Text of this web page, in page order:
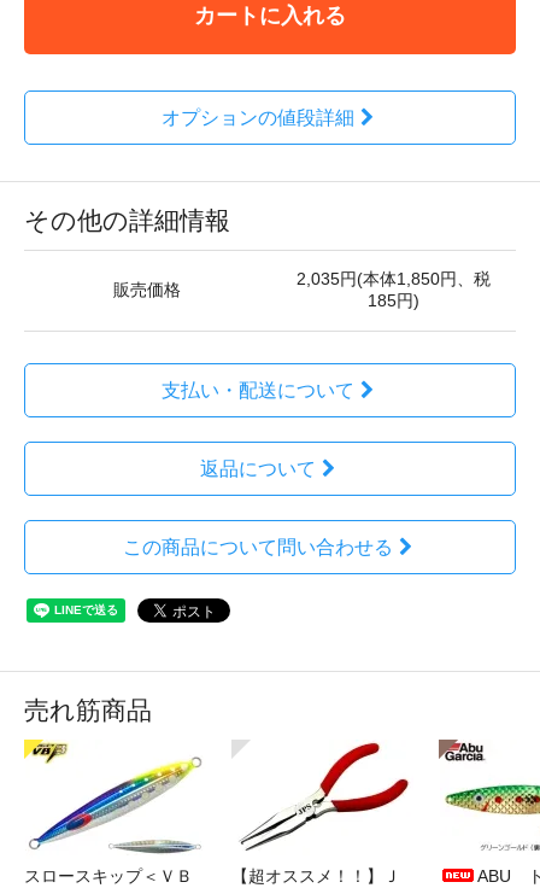
カートに入れる
オプションの値段詳細
その他の詳細情報
販売価格
2,035円(本体1,850円、税
185円)
支払い・配送について
返品について
この商品について問い合わせる
売れ筋商品
スロースキップ＜ＶＢ
【超オススメ！！】Ｊ
ABU